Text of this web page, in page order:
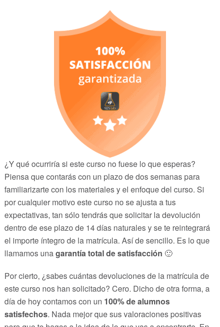
¿Y qué ocurriría si este curso no fuese lo que esperas?
Piensa que contarás con un plazo de dos semanas para
familiarizarte con los materiales y el enfoque del curso. Si
por cualquier motivo este curso no se ajusta a tus
expectativas, tan sólo tendrás que solicitar la devolución
dentro de ese plazo de 14 días naturales y se te reintegrará
el importe íntegro de la matrícula. Así de sencillo. Es lo que
llamamos unagarantía total de satisfacción 🙂
Por cierto, ¿sabes cuántas devoluciones de la matrícula de
este curso nos han solicitado? Cero. Dicho de otra forma, a
día de hoy contamos con un 100% de alumnos
satisfechos. Nada mejor que sus valoraciones positivas